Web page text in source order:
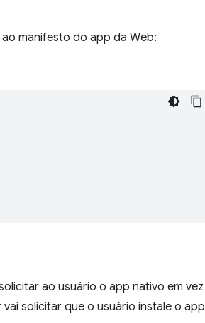
manifesto do app da Web:
ao usuário o app nativo em vez
vai solicitar que o usuário instale o app